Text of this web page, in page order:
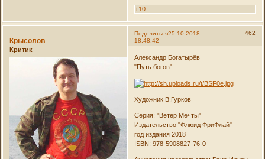
+10
Поделиться 462
25-10-2018
18:48:42
Крысолов
Критик
Александр Богатырёв
"Путь богов"
Художник В.Гурков
Серия: "Ветер Мечты"
Издательство "Флюид ФриФлай"
год издания 2018
ISBN: 978-5908827-76-0